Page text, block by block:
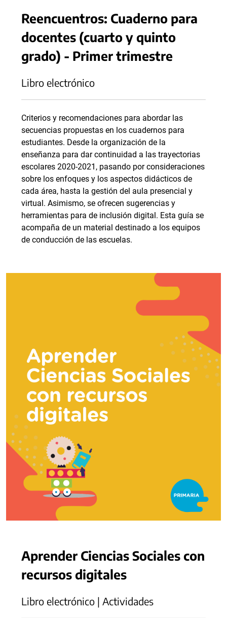
Reencuentros: Cuaderno para
docentes (cuarto y quinto
grado) - Primer trimestre
Libro electrónico
Criterios y recomendaciones para abordar las
secuencias propuestas en los cuadernos para
estudiantes. Desde la organización de la
enseñanza para dar continuidad a las trayectorias
escolares 2020-2021, pasando por consideraciones
sobre los enfoques y los aspectos didácticos de
cada área, hasta la gestión del aula presencial y
virtual. Asimismo, se ofrecen sugerencias y
herramientas para de inclusión digital. Esta guía se
acompaña de un material destinado a los equipos
de conducción de las escuelas.
Aprender Ciencias Sociales con
recursos digitales
Libro electrónico | Actividades